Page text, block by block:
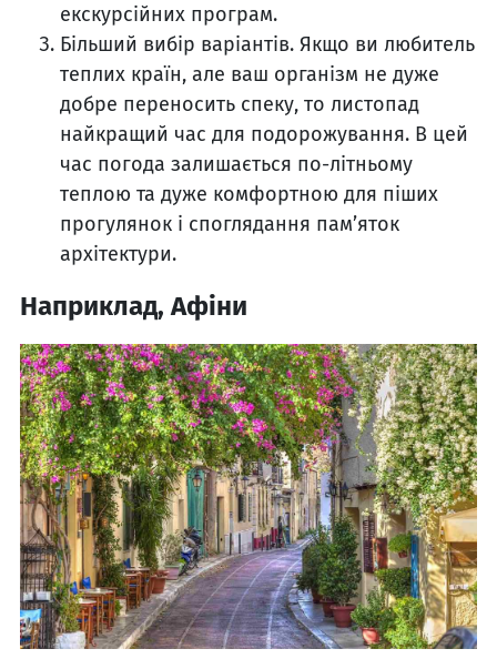
екскурсійних програм.
Більший вибір варіантів. Якщо ви любитель
теплих країн, але ваш організм не дуже
добре переносить спеку, то листопад
найкращий час для подорожування. В цей
час погода залишається по-літньому
теплою та дуже комфортною для піших
прогулянок і споглядання пам’яток
архітектури.
Наприклад, Афіни